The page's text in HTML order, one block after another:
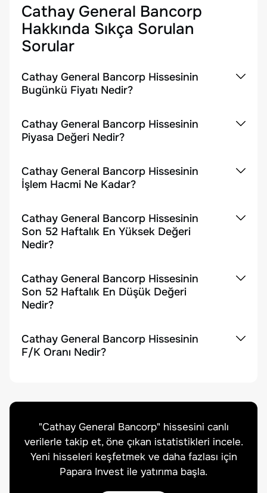
Cathay General Bancorp
Hakkında Sıkça Sorulan
Sorular
Cathay General Bancorp Hissesinin
Bugünkü Fiyatı Nedir?
Cathay General Bancorp Hissesinin
Piyasa Değeri Nedir?
Cathay General Bancorp Hissesinin
İşlem Hacmi Ne Kadar?
Cathay General Bancorp Hissesinin
Son 52 Haftalık En Yüksek Değeri
Nedir?
Cathay General Bancorp Hissesinin
Son 52 Haftalık En Düşük Değeri
Nedir?
Cathay General Bancorp Hissesinin
F/K Oranı Nedir?
"Cathay General Bancorp" hissesini canlı
verilerle takip et, öne çıkan istatistikleri incele.
Yeni hisseleri keşfetmek ve daha fazlası için
Papara Invest ile yatırıma başla.